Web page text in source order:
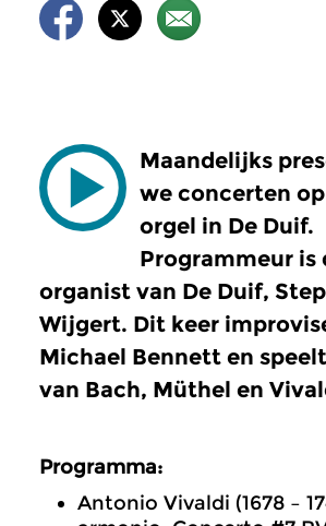
Maandelijks
we concerten
orgel in De Duif.
Programmeur is
organist van De Duif,
Wijgert. Dit keer
Michael Bennett en
van Bach, Müthel en
Programma:
Antonio Vivaldi (1678 –